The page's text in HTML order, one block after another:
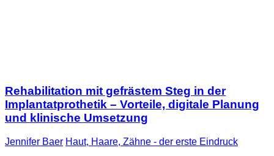
Rehabilitation mit gefrästem Steg in der
Implantatprothetik – Vorteile, digitale Planung
und klinische Umsetzung
Jennifer Baer Haut, Haare, Zähne - der erste Eindruck